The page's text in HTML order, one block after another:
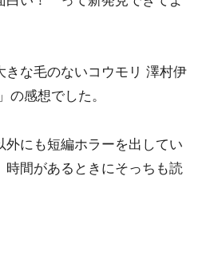
きな毛のないコウモリ 澤村伊
の感想でした。
外にも短編ホラーを出してい
時間があるときにそっちも読